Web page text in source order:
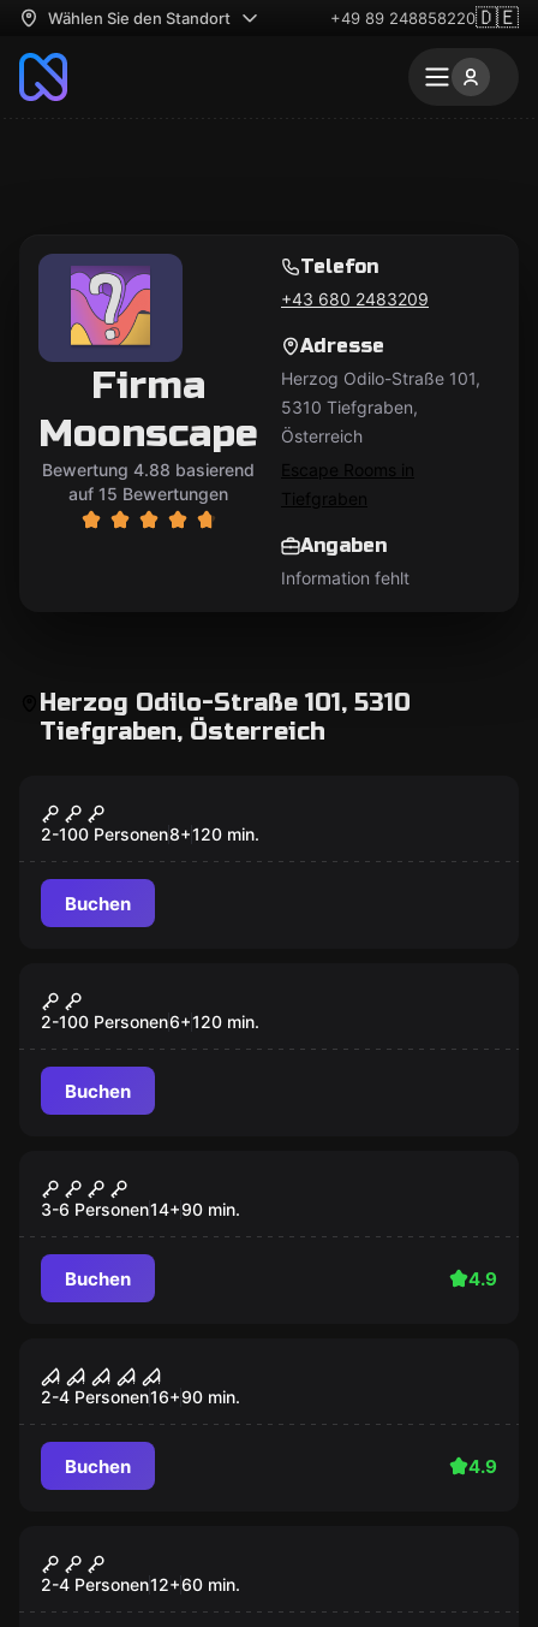
Wählen Sie den Standort +49 89 248858220🇩🇪
Firma
Moonscape
Bewertung 4.88 basierend
auf 15 Bewertungen
Telefon
+43 680 2483209
Adresse
Herzog Odilo-Straße 101,
5310 Tiefgraben,
Österreich
Escape Rooms in
Tiefgraben
Angaben
Information fehlt
Herzog Odilo-Straße 101, 5310
Tiefgraben, Österreich
Mystery
2-100 Personen8+120 min.
Buchen
MOONIE
2-100 Personen6+120 min.
Buchen
Herzog Odilo
3-6 Personen14+90 min.
Buchen 4.9
Amissa Anima Mea
2-4 Personen16+90 min.
Buchen 4.9
MOONWARDS
2-4 Personen12+60 min.